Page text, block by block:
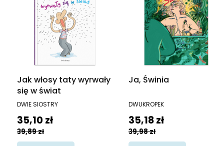
Jak włosy taty wyrwały
się w świat
PRODUCENT
DWIE SIOSTRY
Cena promocyjna
35,10 zł
39,89 zł
Ja, Świnia
PRODUCENT
DWUKROPEK
Cena promocyjna
35,18 zł
39,98 zł